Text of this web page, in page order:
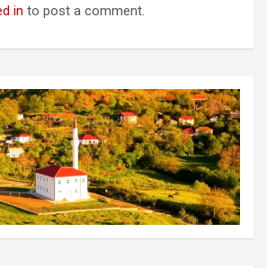
in to post a comment.